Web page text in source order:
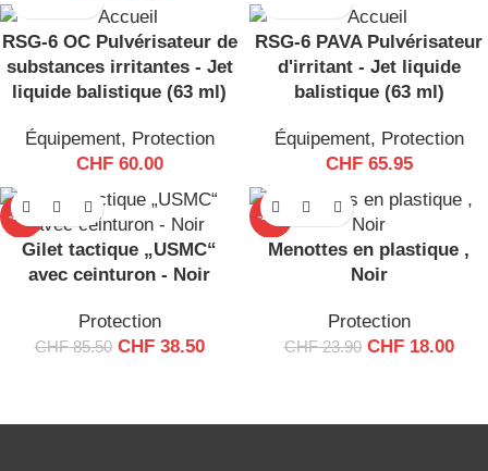
les plus exigeantes.
RSG-6 OC Pulvérisateur de
substances irritantes - Jet
liquide balistique (63 ml)
Équipement, Protection
CHF60.00
RSG-6 PAVA Pulvérisateur
d'irritant - Jet liquide
balistique (63 ml)
Équipement, Protection
CHF65.95
-55%
Gilet tactique „USMC“
avec ceinturon - Noir
Protection
CHF85.50 CHF38.50
-25%
Menottes en plastique ,
Noir
Protection
CHF23.90 CHF18.00